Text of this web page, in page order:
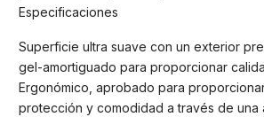
Especificaciones
Superficie ultra suave con un exterior
gel-amortiguado para proporcionar
Ergonómico, aprobado para
protección y comodidad a través de una